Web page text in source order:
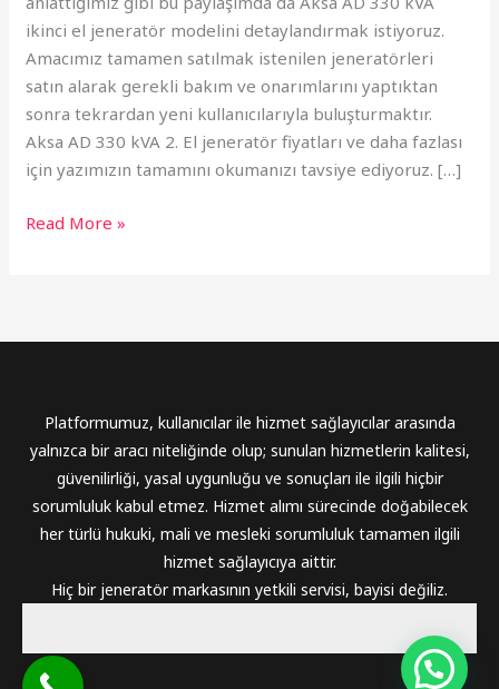
ikinci el jeneratör modelini detaylandırmak istiyoruz.
Amacımız tamamen satılmak istenilen jeneratörleri
satın alarak gerekli bakım ve onarımlarını yaptıktan
sonra tekrardan yeni kullanıcılarıyla buluşturmaktır.
Aksa AD 330 kVA 2. El jeneratör fiyatları ve daha fazlası
için yazımızın tamamını okumanızı tavsiye ediyoruz. […]
Read More »
Platformumuz, kullanıcılar ile hizmet sağlayıcılar arasında
yalnızca bir aracı niteliğinde olup; sunulan hizmetlerin kalitesi,
güvenilirliği, yasal uygunluğu ve sonuçları ile ilgili hiçbir
sorumluluk kabul etmez. Hizmet alımı sürecinde doğabilecek
her türlü hukuki, mali ve mesleki sorumluluk tamamen ilgili
hizmet sağlayıcıya aittir.
Hiç bir jeneratör markasının yetkili servisi, bayisi değiliz.